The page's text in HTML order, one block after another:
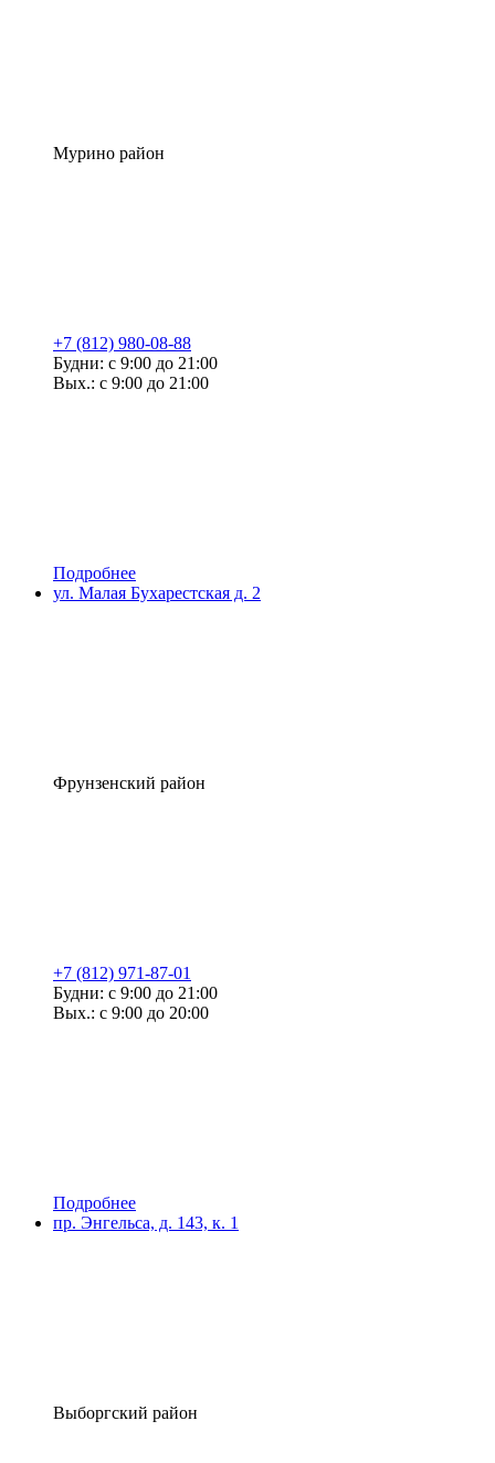
Мурино район
+7 (812) 980-08-88
Будни: с 9:00 до 21:00
Вых.: с 9:00 до 21:00
Подробнее
ул. Малая Бухарестская д. 2
Фрунзенский район
+7 (812) 971-87-01
Будни: с 9:00 до 21:00
Вых.: с 9:00 до 20:00
Подробнее
пр. Энгельса, д. 143, к. 1
Выборгский район